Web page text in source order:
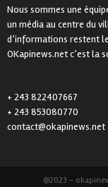
Nous sommes une
un média au centre du
d’informations restent
OKapinews.net c’est la
+ 243 822407667
+ 243 853080770
contact@okapinews.net
@2023 -